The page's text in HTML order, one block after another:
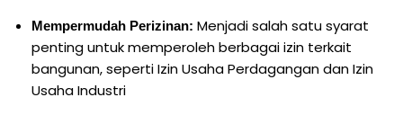
Mempermudah Perizinan: Menjadi salah satu syarat
penting untuk memperoleh berbagai izin terkait
bangunan, seperti Izin Usaha Perdagangan dan Izin
Usaha Industri